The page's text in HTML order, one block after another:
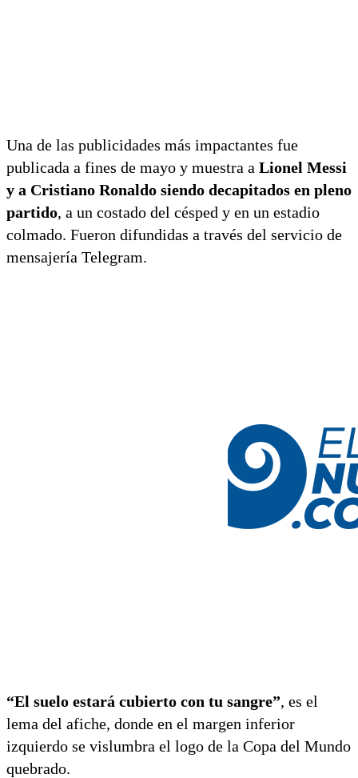
Una de las publicidades más impactantes fue
publicada a fines de mayo y muestra a Lionel Messi
y a Cristiano Ronaldo siendo decapitados en pleno
partido, a un costado del césped y en un estadio
colmado. Fueron difundidas a través del servicio de
mensajería Telegram.
“El suelo estará cubierto con tu sangre”, es el
lema del afiche, donde en el margen inferior
izquierdo se vislumbra el logo de la Copa del Mundo
quebrado.